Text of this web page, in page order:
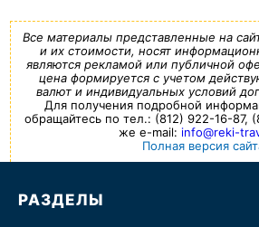
Все материалы представленные на
и их стоимости, носят
являются рекламой или публичной
цена формируется с учетом
валют и индивидуальных условий
Для получения подробной
обращайтесь по тел.: (812) 922-16-87,
же e-mail: info@reki-
Полная версия
РАЗДЕЛЫ